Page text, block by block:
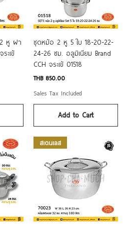
หู ฝา
ะเข้
Quick View
ชุดหม้อ 2 หู 5 ใบ 18-20-22-
24-26 ซม. อลูมิเนียม Brand
CCH จระเข้ 01518
Price
THB 850.00
Sales Tax Included
Add to Cart
สเตนเลส